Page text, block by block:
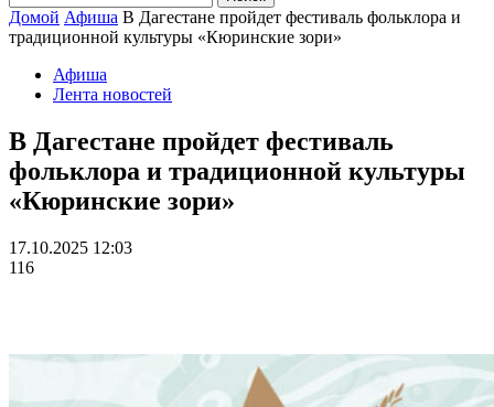
Домой Афиша В Дагестане пройдет фестиваль фольклора и
традиционной культуры «Кюринские зори»
Афиша
Лента новостей
В Дагестане пройдет фестиваль
фольклора и традиционной культуры
«Кюринские зори»
17.10.2025 12:03
116